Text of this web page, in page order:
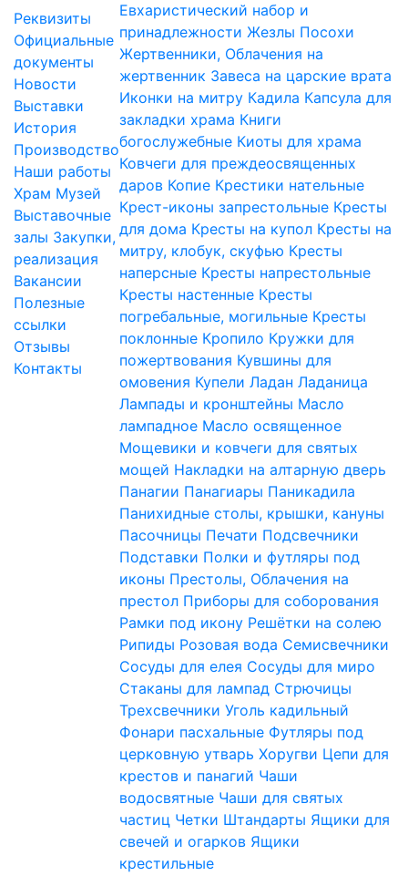
Реквизиты
Официальные
документы
Новости
Выставки
История
Производство
Наши работы
Храм Музей
Выставочные
залы Закупки,
реализация
Вакансии
Полезные
ссылки
Отзывы
Контакты
Евхаристический набор и
принадлежности Жезлы Посохи
Жертвенники, Облачения на
жертвенник Завеса на царские врата
Иконки на митру Кадила Капсула для
закладки храма Книги
богослужебные Киоты для храма
Ковчеги для преждеосвященных
даров Копие Крестики нательные
Крест-иконы запрестольные Кресты
для дома Кресты на купол Кресты на
митру, клобук, скуфью Кресты
наперсные Кресты напрестольные
Кресты настенные Кресты
погребальные, могильные Кресты
поклонные Кропило Кружки для
пожертвования Кувшины для
омовения Купели Ладан Ладаница
Лампады и кронштейны Масло
лампадное Масло освященное
Мощевики и ковчеги для святых
мощей Накладки на алтарную дверь
Панагии Панагиары Паникадила
Панихидные столы, крышки, кануны
Пасочницы Печати Подсвечники
Подставки Полки и футляры под
иконы Престолы, Облачения на
престол Приборы для соборования
Рамки под икону Решётки на солею
Рипиды Розовая вода Семисвечники
Сосуды для елея Сосуды для миро
Стаканы для лампад Стрючицы
Трехсвечники Уголь кадильный
Фонари пасхальные Футляры под
церковную утварь Хоругви Цепи для
крестов и панагий Чаши
водосвятные Чаши для святых
частиц Четки Штандарты Ящики для
свечей и огарков Ящики
крестильные